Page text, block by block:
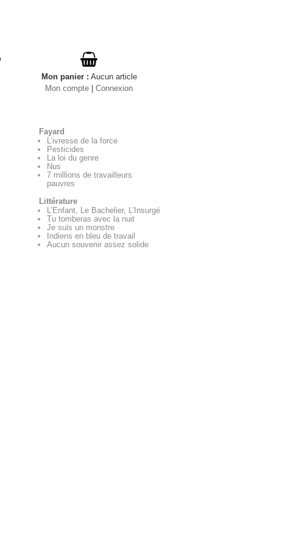
Mon panier: Aucun article
Mon compte | Connexion
Fayard
L’ivresse de la force
Pesticides
La loi du genre
Nus
7 millions de travailleurs
pauvres
Littérature
L’Enfant, Le Bachelier, L’Insurgé
Tu tomberas avec la nuit
Je suis un monstre
Indiens en bleu de travail
Aucun souvenir assez solide